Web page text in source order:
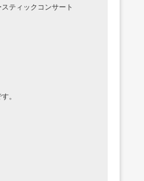
ティックコンサート
。